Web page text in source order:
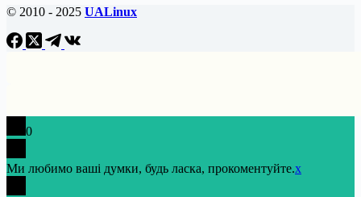
© 2010 - 2025 UALinux
0
Ми любимо ваші думки, будь ласка, прокоментуйте.x